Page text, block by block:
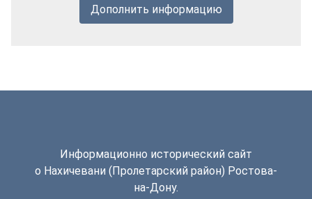
Дополнить информацию
Информационно исторический сайт
о Нахичевани (Пролетарский район) Ростова-
на-Дону.